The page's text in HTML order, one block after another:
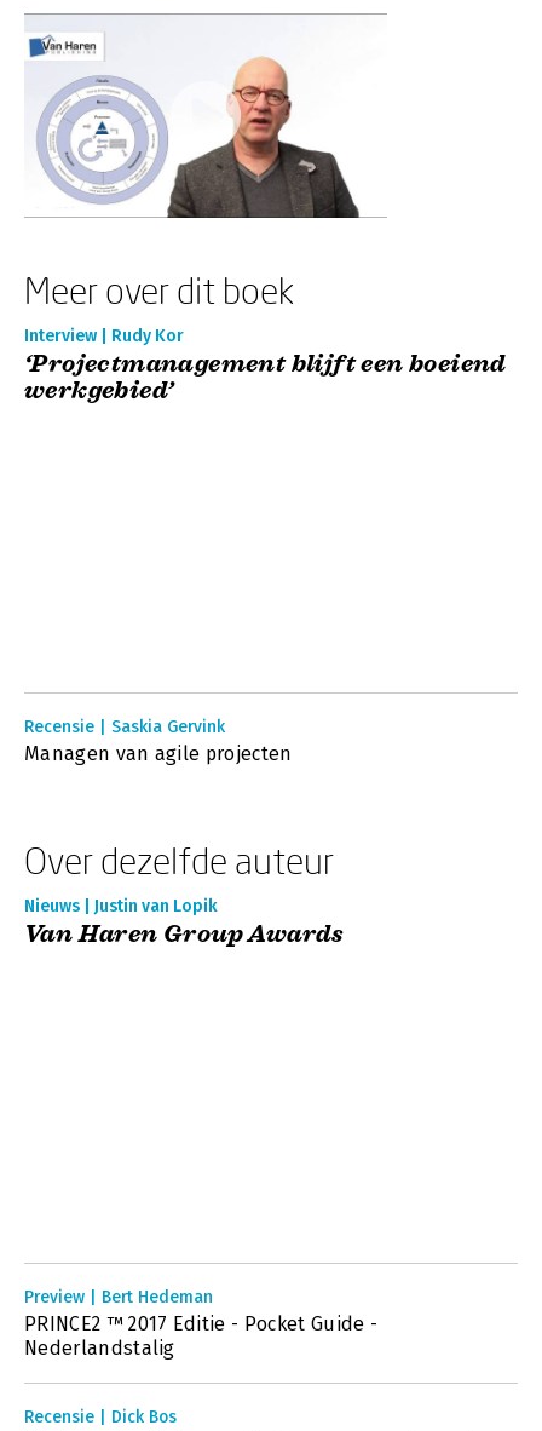
Meer over dit boek
Interview | Rudy Kor
‘Projectmanagement blijft een boeiend
werkgebied’
Recensie | Saskia Gervink
Managen van agile projecten
Over dezelfde auteur
Nieuws | Justin van Lopik
Van Haren Group Awards
Preview | Bert Hedeman
PRINCE2 ™ 2017 Editie - Pocket Guide -
Nederlandstalig
Recensie | Dick Bos